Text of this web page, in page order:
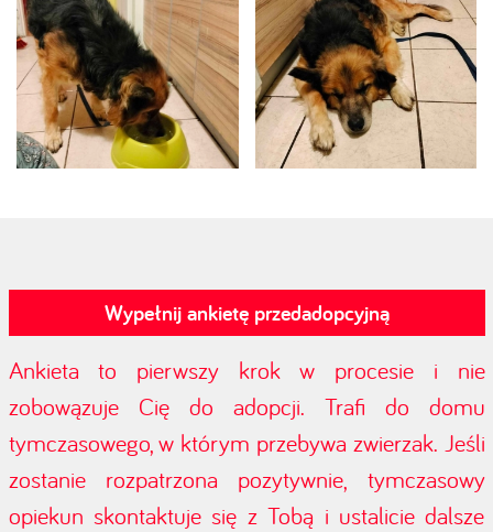
Wypełnij ankietę przedadopcyjną
Ankieta to pierwszy krok w procesie i nie
zobowązuje Cię do adopcji. Trafi do domu
tymczasowego, w którym przebywa zwierzak. Jeśli
zostanie rozpatrzona pozytywnie, tymczasowy
opiekun skontaktuje się z Tobą i ustalicie dalsze